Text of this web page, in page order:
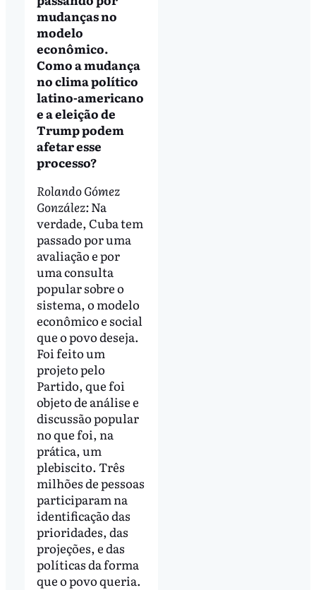
mudanças no
modelo
econômico.
Como a mudança
no clima político
latino-americano
e a eleição de
Trump podem
afetar esse
processo?
Rolando Gómez
González:Na
verdade, Cuba tem
passado por uma
avaliação e por
uma consulta
popular sobre o
sistema, o modelo
econômico e social
que o povo deseja.
Foi feito um
projeto pelo
Partido, que foi
objeto de análise e
discussão popular
no que foi, na
prática, um
plebiscito. Três
milhões de pessoas
participaram na
identificação das
prioridades, das
projeções, e das
políticas da forma
que o povo queria.